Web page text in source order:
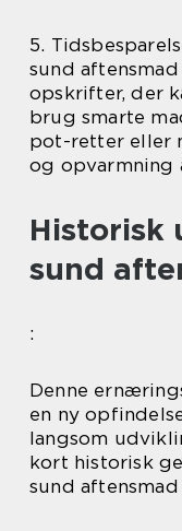
5.
sund
opskrifter, der
brug smarte
pot-retter eller
og opvarmning
Historisk
sund
:
Denne
en ny
langsom
kort historisk
sund